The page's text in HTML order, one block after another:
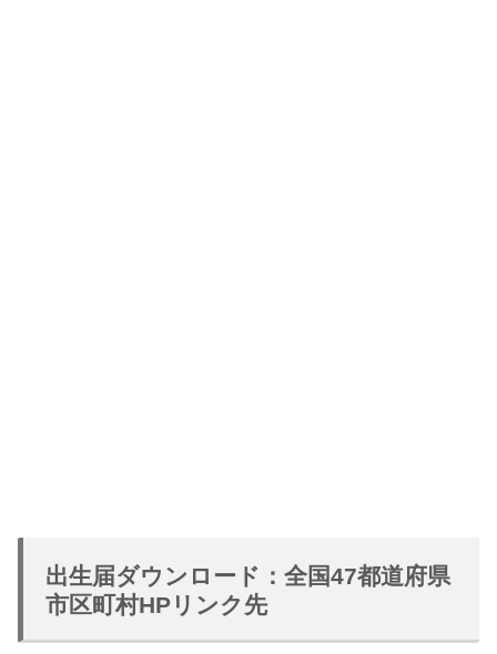
出生届ダウンロード：全国47都道府県
市区町村HPリンク先